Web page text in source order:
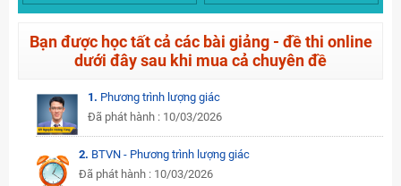
Bạn được học tất cả các bài giảng - đề thi online
dưới đây sau khi mua cả chuyên đề
1. Phương trình lượng giác
Đã phát hành : 10/03/2026
2. BTVN - Phương trình lượng giác
Đã phát hành : 10/03/2026